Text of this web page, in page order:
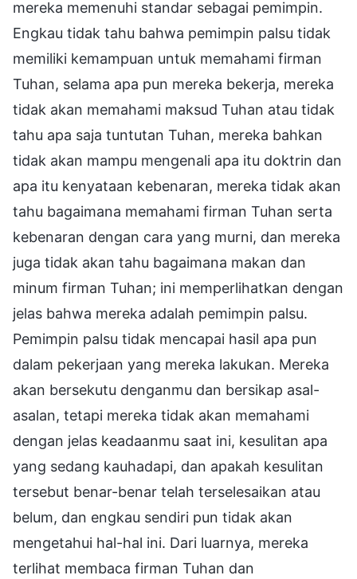
mereka memenuhi standar sebagai pemimpin.
Engkau tidak tahu bahwa pemimpin palsu tidak
memiliki kemampuan untuk memahami firman
Tuhan, selama apa pun mereka bekerja, mereka
tidak akan memahami maksud Tuhan atau tidak
tahu apa saja tuntutan Tuhan, mereka bahkan
tidak akan mampu mengenali apa itu doktrin dan
apa itu kenyataan kebenaran, mereka tidak akan
tahu bagaimana memahami firman Tuhan serta
kebenaran dengan cara yang murni, dan mereka
juga tidak akan tahu bagaimana makan dan
minum firman Tuhan; ini memperlihatkan dengan
jelas bahwa mereka adalah pemimpin palsu.
Pemimpin palsu tidak mencapai hasil apa pun
dalam pekerjaan yang mereka lakukan. Mereka
akan bersekutu denganmu dan bersikap asal-
asalan, tetapi mereka tidak akan memahami
dengan jelas keadaanmu saat ini, kesulitan apa
yang sedang kauhadapi, dan apakah kesulitan
tersebut benar-benar telah terselesaikan atau
belum, dan engkau sendiri pun tidak akan
mengetahui hal-hal ini. Dari luarnya, mereka
terlihat membaca firman Tuhan dan